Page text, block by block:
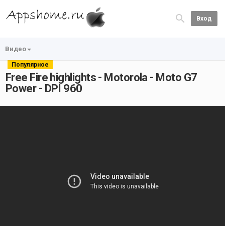
Вход
Видео
Популярное
Free Fire highlights - Motorola - Moto G7
Power - DPI 960